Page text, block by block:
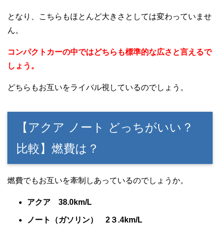
となり、こちらもほとんど大きさとしては変わっていませ
ん。
コンパクトカーの中ではどちらも標準的な広さと言えるで
しょう。
どちらもお互いをライバル視しているのでしょう。
【アクア ノート どっちがいい？
比較】燃費は？
燃費でもお互いを牽制しあっているのでしょうか。
アクア 38.0km/L
ノート（ガソリン） 2３.4km/L